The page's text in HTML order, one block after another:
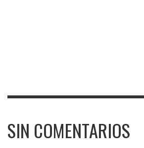
SIN COMENTARIOS